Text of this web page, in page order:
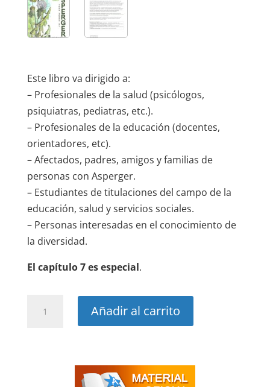
Este libro va dirigido a:
– Profesionales de la salud (psicólogos,
psiquiatras, pediatras, etc.).
– Profesionales de la educación (docentes,
orientadores, etc).
– Afectados, padres, amigos y familias de
personas con Asperger.
– Estudiantes de titulaciones del campo de la
educación, salud y servicios sociales.
– Personas interesadas en el conocimiento de
la diversidad.
El capítulo 7 es especial.
sobre
Añadir al carrito